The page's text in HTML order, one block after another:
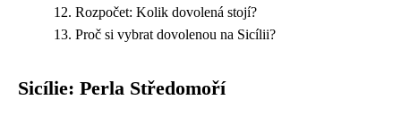
Rozpočet: Kolik dovolená stojí?
Proč si vybrat dovolenou na Sicílii?
Sicílie: Perla Středomoří